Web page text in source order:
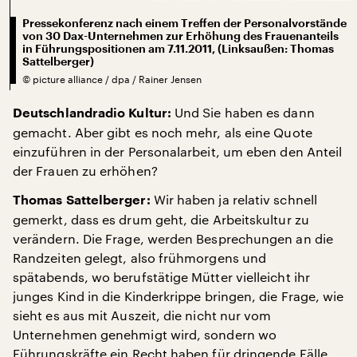
Pressekonferenz nach einem Treffen der Personalvorstände
von 30 Dax-Unternehmen zur Erhöhung des Frauenanteils
in Führungspositionen am 7.11.2011, (Linksaußen: Thomas
Sattelberger)
© picture alliance / dpa / Rainer Jensen
Deutschlandradio Kultur: Und Sie haben es dann
gemacht. Aber gibt es noch mehr, als eine Quote
einzuführen in der Personalarbeit, um eben den Anteil
der Frauen zu erhöhen?
Thomas Sattelberger: Wir haben ja relativ schnell
gemerkt, dass es drum geht, die Arbeitskultur zu
verändern. Die Frage, werden Besprechungen an die
Randzeiten gelegt, also frühmorgens und
spätabends, wo berufstätige Mütter vielleicht ihr
junges Kind in die Kinderkrippe bringen, die Frage, wie
sieht es aus mit Auszeit, die nicht nur vom
Unternehmen genehmigt wird, sondern wo
Führungskräfte ein Recht haben für dringende Fälle